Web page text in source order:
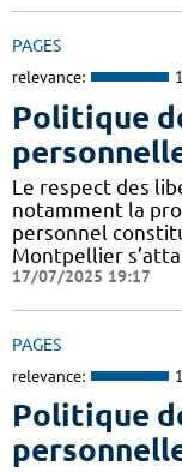
PAGES
relevance:
Politique
Le respect des
notamment la
personnel
Montpellier
17/07/2025 19:17
PAGES
relevance:
Politique